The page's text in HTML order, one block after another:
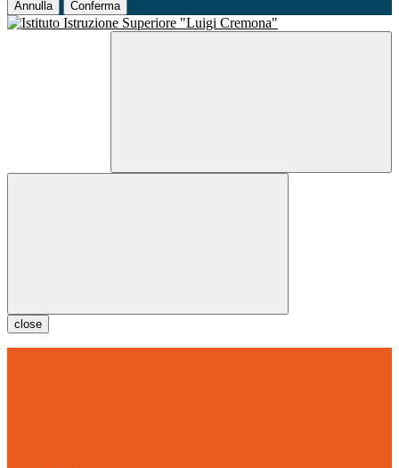
Annulla Conferma
close